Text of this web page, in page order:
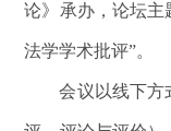
论》承办，论坛主
法学学术批评”。
会议以线下方